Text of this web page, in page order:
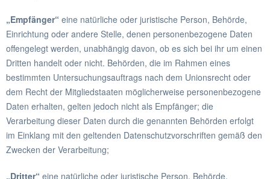
„Empfänger“ eine natürliche oder juristische Person, Behörde,
Einrichtung oder andere Stelle, denen personenbezogene Daten
offengelegt werden, unabhängig davon, ob es sich bei ihr um einen
Dritten handelt oder nicht. Behörden, die im Rahmen eines
bestimmten Untersuchungsauftrags nach dem Unionsrecht oder
dem Recht der Mitgliedstaaten möglicherweise personenbezogene
Daten erhalten, gelten jedoch nicht als Empfänger; die
Verarbeitung dieser Daten durch die genannten Behörden erfolgt
im Einklang mit den geltenden Datenschutzvorschriften gemäß den
Zwecken der Verarbeitung;
„Dritter“ eine natürliche oder juristische Person, Behörde,